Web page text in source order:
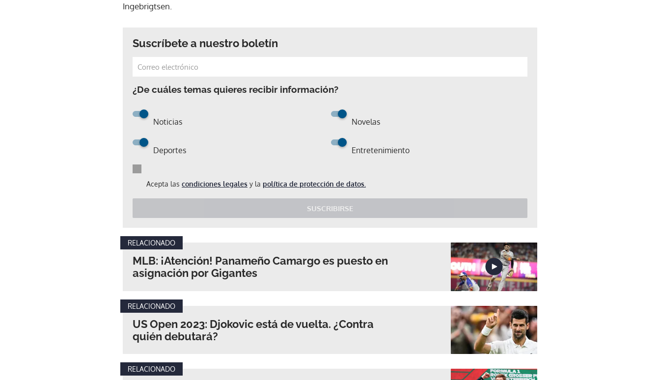
Ingebrigtsen.
Suscríbete a nuestro boletín
¿De cuáles temas quieres recibir información?
Noticias Novelas
Deportes Entretenimiento
Acepta las condiciones legales y la política de protección de datos.
SUSCRIBIRSE
Gracias por suscribirte a nuestro boletín.
RELACIONADO
MLB: ¡Atención! Panameño Camargo es puesto en
asignación por Gigantes
RELACIONADO
US Open 2023: Djokovic está de vuelta. ¿Contra
quién debutará?
RELACIONADO